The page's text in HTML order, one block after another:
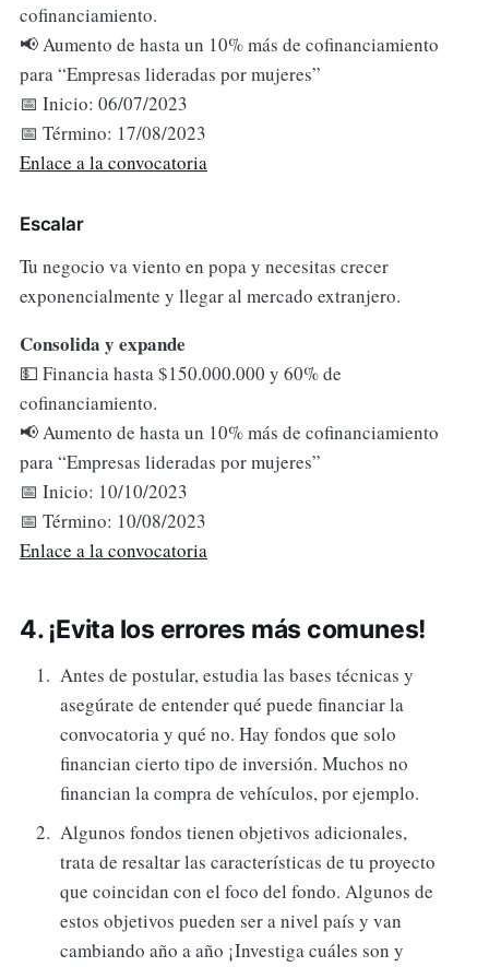
cofinanciamiento.
📢 Aumento de hasta un 10% más de cofinanciamiento
para “Empresas lideradas por mujeres”
📅 Inicio: 06/07/2023
📅 Término: 17/08/2023
Enlace a la convocatoria
Escalar
Tu negocio va viento en popa y necesitas crecer
exponencialmente y llegar al mercado extranjero.
Consolida y expande
💵 Financia hasta $150.000.000 y 60% de
cofinanciamiento.
📢 Aumento de hasta un 10% más de cofinanciamiento
para “Empresas lideradas por mujeres”
📅 Inicio: 10/10/2023
📅 Término: 10/08/2023
Enlace a la convocatoria
4. ¡Evita los errores más comunes!
Antes de postular, estudia las bases técnicas y
asegúrate de entender qué puede financiar la
convocatoria y qué no. Hay fondos que solo
financian cierto tipo de inversión. Muchos no
financian la compra de vehículos, por ejemplo.
Algunos fondos tienen objetivos adicionales,
trata de resaltar las características de tu proyecto
que coincidan con el foco del fondo. Algunos de
estos objetivos pueden ser a nivel país y van
cambiando año a año ¡Investiga cuáles son y